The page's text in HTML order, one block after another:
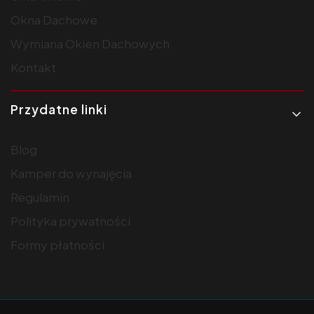
Okna Dachowe
Wymiana Okien Dachowych
Kontakt
Przydatne linki
Blog
Kamper do wynajęcia
Regulamin
Polityka prywatności
Formy płatności